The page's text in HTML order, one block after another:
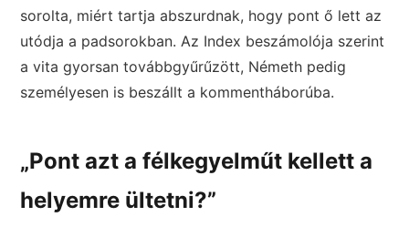
sorolta, miért tartja abszurdnak, hogy pont ő lett az
utódja a padsorokban. Az Index beszámolója szerint
a vita gyorsan továbbgyűrűzött, Németh pedig
személyesen is beszállt a kommentháborúba.
„Pont azt a félkegyelműt kellett a
helyemre ültetni?”